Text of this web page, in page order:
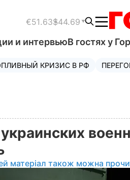
€51.63$44.69
и интервьюВ гостях у
КРИЗИС В РФ
матеріал також можна